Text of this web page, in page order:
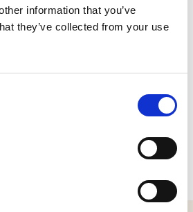
information that you’ve
they’ve collected from your use